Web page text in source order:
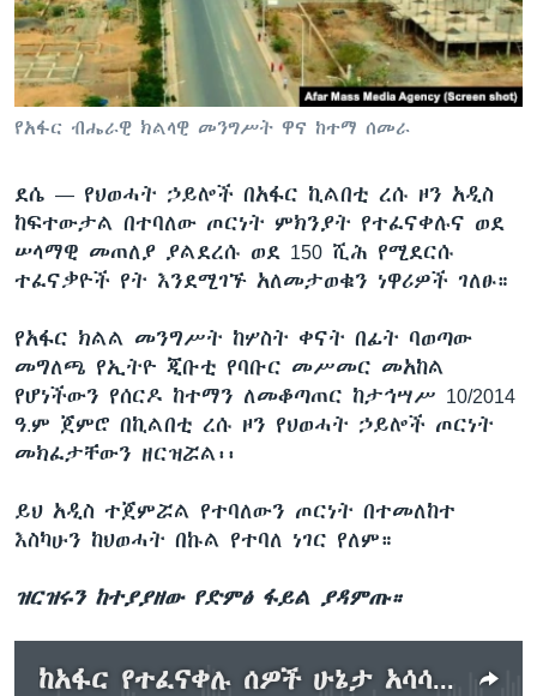
ቋንቋዎች
የአፋር ብሔራዊ ክልላዊ መንግሥት ዋና ከተማ ሰመራ
ደሴ — የህወሓት ኃይሎች በአፋር ኪልበቲ ረሱ ዞን አዲስ
ከፍተውታል በተባለው ጦርነት ምክንያት የተፈናቀሉና ወደ
ሠላማዊ መጠለያ ያልደረሱ ወደ 150 ሺሕ የሚደርሱ
ተፈናቃዮች የት እንደሚገኙ አለመታወቁን ነዋሪዎች ገለፁ።
የአፋር ክልል መንግሥት ከሦስት ቀናት በፊት ባወጣው
መግለጫ የኢትዮ ጂቡቲ የባቡር መሥመር መአከል
የሆነችውን የሰርዶ ከተማን ለመቆጣጠር ከታኅሣሥ 10/2014
ዓ.ም ጀምሮ በኪልበቲ ረሱ ዞን የህወሓት ኃይሎች ጦርነት
መክፈታቸውን ዘርዝሯል፡፡
ይህ አዲስ ተጀምሯል የተባለውን ጦርነት በተመለከተ
እስካሁን ከህወሓት በኩል የተባለ ነገር የለም።
ዝርዝሩን ከተያያዘው የድምፅ ፋይል ያዳምጡ።
ከአፋር የተፈናቀሉ ሰዎች ሁኔታ አሳሳቢ መሆኑን ነዋሪዎች ገለፁ